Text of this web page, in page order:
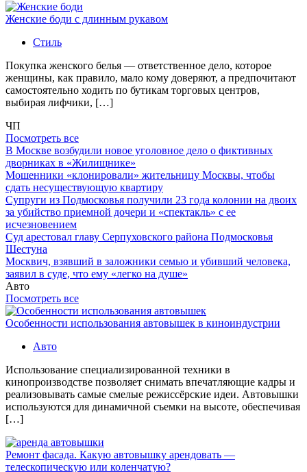
Женские боди с длинным рукавом
Стиль
Покупка женского белья — ответственное дело, которое
женщины, как правило, мало кому доверяют, а предпочитают
самостоятельно ходить по бутикам торговых центров,
выбирая лифчики, […]
ЧП
Посмотреть все
В Москве возбудили новое уголовное дело о фиктивных
дворниках в «Жилищнике»
Мошенники «клонировали» жительницу Москвы, чтобы
сдать несуществующую квартиру
Супруги из Подмосковья получили 23 года колонии на двоих
за убийство приемной дочери и «спектакль» с ее
исчезновением
Суд арестовал главу Серпуховского района Подмосковья
Шестуна
Москвич, взявший в заложники семью и убивший человека,
заявил в суде, что ему «легко на душе»
Авто
Посмотреть все
Особенности использования автовышек в киноиндустрии
Авто
Использование специализированной техники в
кинопроизводстве позволяет снимать впечатляющие кадры и
реализовывать самые смелые режиссёрские идеи. Автовышки
используются для динамичной съемки на высоте, обеспечивая
[…]
Ремонт фасада. Какую автовышку арендовать —
телескопическую или коленчатую?